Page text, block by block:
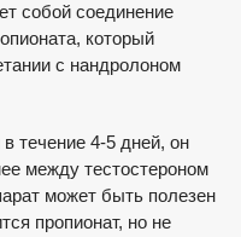
собой соединение
который
с нандролоном
течение 4-5 дней, он
между тестостероном
может быть полезен
пропионат, но не